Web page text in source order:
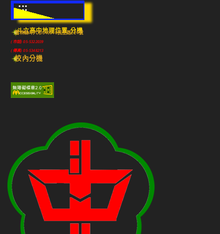
:::
斗六高中地理位置-分機
雲林縣斗六市640010民生路224號
(市話) 05-5322039
(傳真) 05-5348213
校內分機